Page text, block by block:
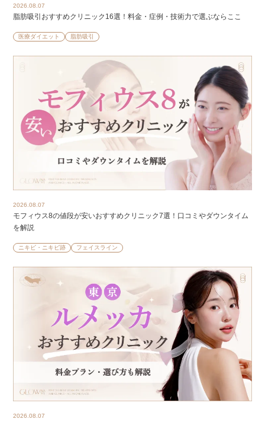
2026.08.07
脂肪吸引おすすめクリニック16選！料金・症例・技術力で選ぶならここ
医療ダイエット 脂肪吸引
2026.08.07
モフィウス8の値段が安いおすすめクリニック7選！口コミやダウンタイム
を解説
ニキビ・ニキビ跡 フェイスライン
2026.08.07